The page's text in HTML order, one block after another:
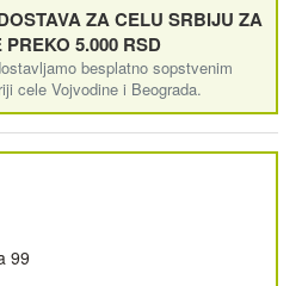
ZA CELU SRBIJU ZA
5.000 RSD
besplatno sopstvenim
cele Vojvodine i Beograda.
99